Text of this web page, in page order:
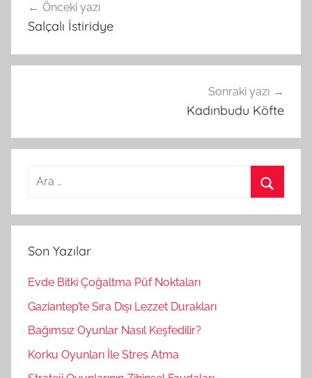
Yazı
gezinmesi
Önceki yazı
Salçalı İstiridye
Sonraki yazı
Kadınbudu Köfte
a
a
r
Son Yazılar
Evde Bitki Çoğaltma Püf Noktaları
Gaziantep’te Sıra Dışı Lezzet Durakları
Bağımsız Oyunlar Nasıl Keşfedilir?
Korku Oyunları İle Stres Atma